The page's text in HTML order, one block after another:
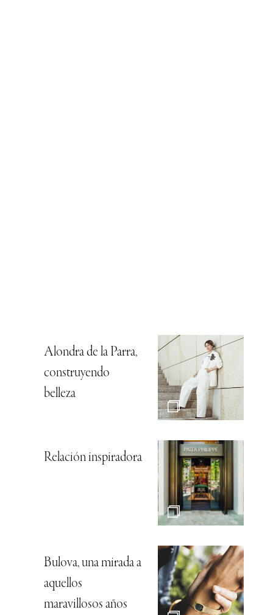
Alondra de la Parra,
construyendo
belleza
Relación inspiradora
Bulova, una mirada a
aquellos
maravillosos años